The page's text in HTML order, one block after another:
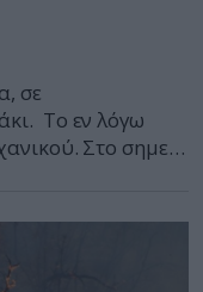
σε
Το εν λόγω
Στο σημείο